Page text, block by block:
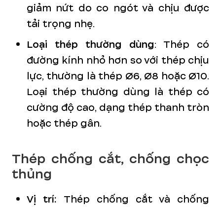
giảm nứt do co ngót và chịu được
tải trọng nhẹ.
Loại thép thường dùng: Thép có
đường kính nhỏ hơn so với thép chịu
lực, thường là thép Ø6, Ø8 hoặc Ø10.
Loại thép thường dùng là thép có
cường độ cao, dạng thép thanh tròn
hoặc thép gân.
Thép chống cắt, chống chọc
thủng
Vị trí: Thép chống cắt và chống